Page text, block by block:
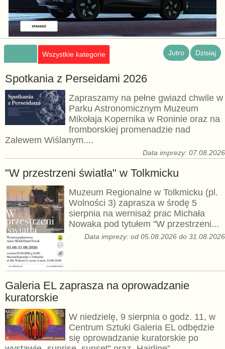
Wszystkie kategorie Dzisiaj
Jutro
Spotkania z Perseidami 2026
Zapraszamy na pełne gwiazd chwile w
Parku Astronomicznym Muzeum
Mikołaja Kopernika w Roninie oraz na
fromborskiej promenadzie nad
Zalewem Wiślanym....
Data imprezy: 07.08.2026
"W przestrzeni światła" w Tolkmicku
Muzeum Regionalne w Tolkmicku (pl.
Wolności 3) zaprasza w środę 5
sierpnia na wernisaż prac Michała
Nowaka pod tytułem "W przestrzeni...
Data imprezy: od 05.08.2026 do 31.08.2026
Galeria EL zaprasza na oprowadzanie
kuratorskie
W niedzielę, 9 sierpnia o godz. 11, w
Centrum Sztuki Galeria EL odbędzie
się oprowadzanie kuratorskie po